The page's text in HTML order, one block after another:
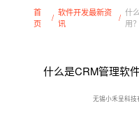
首
页
软件开发最新资
讯
什
用？
什么是CRM管理软
无锡小禾呈科技